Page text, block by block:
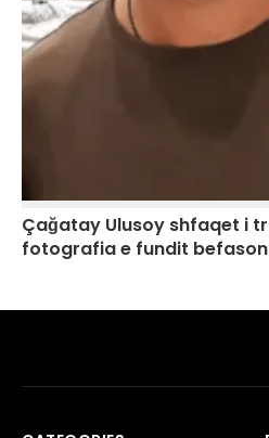
Çağatay Ulusoy shfaqet i
fotografia e fundit